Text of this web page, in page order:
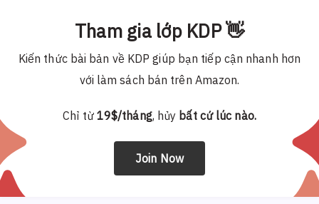
Tham gia lớp KDP 👋
Kiến thức bài bản về KDP giúp bạn tiếp cận nhanh hơn
với làm sách bán trên Amazon.
Chỉ từ 19$/tháng, hủy bất cứ lúc nào.
Join Now